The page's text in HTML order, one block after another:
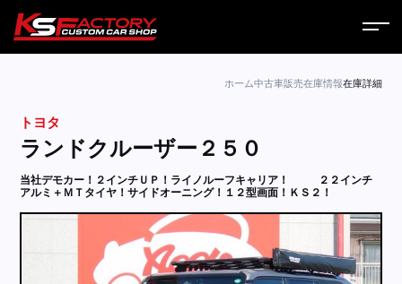
サービス
コラム
ホーム中古車販売在庫情報在庫詳細
トヨタ
ランドクルーザー２５０
当社デモカー！２インチＵＰ！ライノルーフキャリア！
２２インチ
アルミ＋ＭＴタイヤ！サイドオーニング！１２型画面！ＫＳ２！